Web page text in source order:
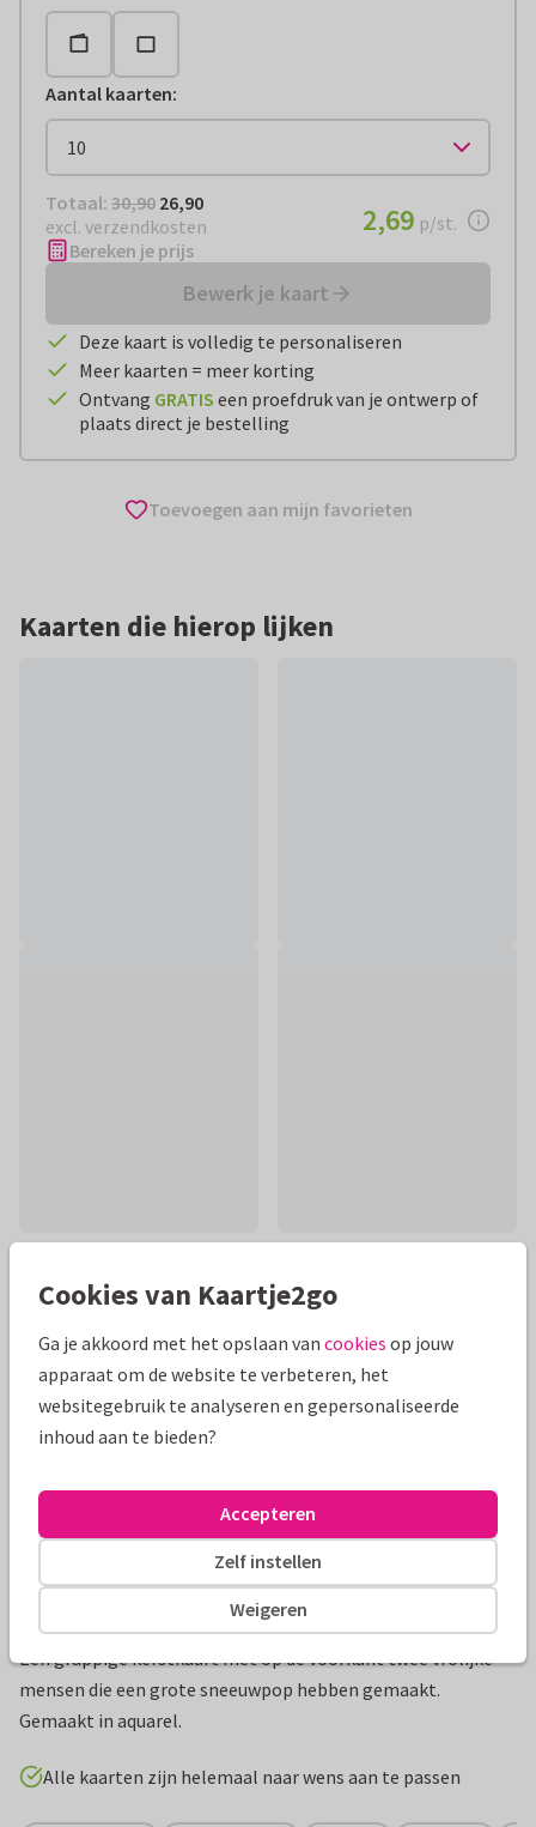
Aantal kaarten:
Totaal: € 26,90
Totaal: 30,90 26,90
excl. verzendkosten
€ 2,69per stuk
2,69 p/st.
Bereken je prijs
Bewerk je kaart
Deze kaart is volledig te personaliseren
Meer kaarten = meer korting
Ontvang GRATIS een proefdruk van je ontwerp of
plaats direct je bestelling
Toevoegen aan mijn favorieten
Kaarten die hierop lijken
Mooie extra's bij je kaart
Een grappige kerstkaart met op de voorkant twee vrolijke
mensen die een grote sneeuwpop hebben gemaakt.
Gemaakt in aquarel.
Alle kaarten zijn helemaal naar wens aan te passen
Cookies van Kaartje2go
Ga je akkoord met het opslaan van cookies op jouw
apparaat om de website te verbeteren, het
websitegebruik te analyseren en gepersonaliseerde
inhoud aan te bieden?
Weigeren
Zelf instellen
Accepteren